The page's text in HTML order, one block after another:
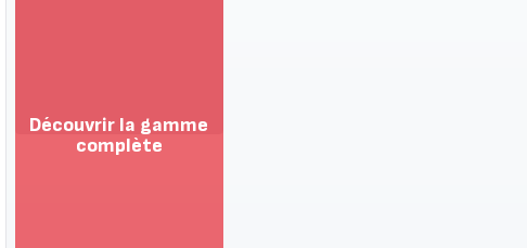
Découvrir la gamme
complète